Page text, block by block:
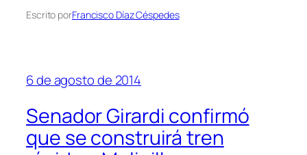
Escrito porFrancisco Díaz Céspedes
6 de agosto de 2014
Senador Girardi confirmó
que se construirá tren